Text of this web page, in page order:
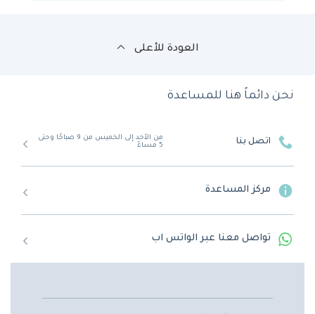
العودة للأعلى
نحن دائماً هنا للمساعدة
اتصل بنا
من الأحد إلى الخميس من 9 صباحًا وحتى
5 مساءً
مركز المساعدة
تواصل معنا عبر الواتس اب